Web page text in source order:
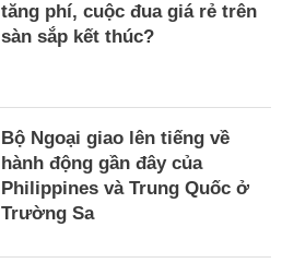
tăng phí, cuộc đua giá rẻ trên
sàn sắp kết thúc?
Bộ Ngoại giao lên tiếng về
hành động gần đây của
Philippines và Trung Quốc ở
Trường Sa